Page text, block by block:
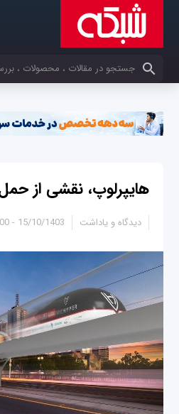
کلمات کلیدی خود را وارد کنید
هایپرلوپ، نقشی از
15/10/1403 - 14:00 دیدگاه و یاداشت